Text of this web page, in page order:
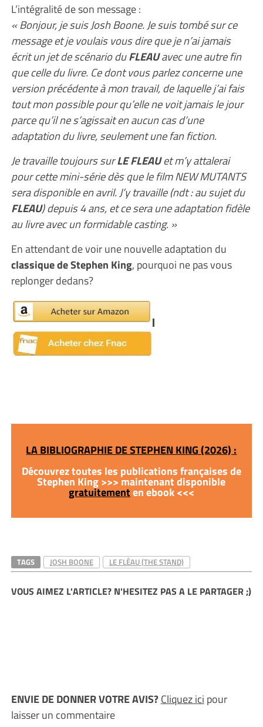
L’intégralité de son message :
« Bonjour, je suis Josh Boone. Je suis tombé sur ce
message et je voulais vous dire que je n’ai jamais
écrit un jet de scénario duFLEAUavec une autre fin
que celle du livre. Ce dont vous parlez concerne une
version précédente à mon travail, de laquelle j’ai fais
tout mon possible pour qu’elle ne voit jamais le jour
parce qu’il ne s’agissait en aucun cas d’une
adaptation du livre, seulement une fan fiction.
Je travaille toujours surLE FLEAUet m’y attalerai
pour cette mini-série dès que le film NEW MUTANTS
sera disponible en avril. J’y travaille (ndt : au sujet du
FLEAU) depuis 4 ans, et ce sera une adaptation fidèle
au livre avec un formidable casting. »
En attendant de voir une nouvelle adaptation du
classique de Stephen King, pourquoi ne pas vous
replonger dedans?
LA BIBLIOGRAPHIE DE STEPHEN KING (2026) :
Découvrez toutes les publications françaises de
Stephen King >>> maintenant disponible
gratuitementen ebook <<<
TAGS JOSH BOONE LE FLÉAU (THE STAND)
VOUS AIMEZ L'ARTICLE? N'HESITEZ PAS A LE PARTAGER ;)
ENVIE DE DONNER VOTRE AVIS?Cliquez ici pour
laisser un commentaire